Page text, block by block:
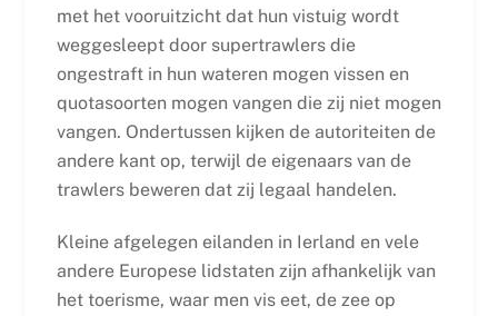
met het vooruitzicht dat hun vistuig wordt
weggesleept door supertrawlers die
ongestraft in hun wateren mogen vissen en
quotasoorten mogen vangen die zij niet mogen
vangen. Ondertussen kijken de autoriteiten de
andere kant op, terwijl de eigenaars van de
trawlers beweren dat zij legaal handelen.
Kleine afgelegen eilanden in Ierland en vele
andere Europese lidstaten zijn afhankelijk van
het toerisme, waar men vis eet, de zee op